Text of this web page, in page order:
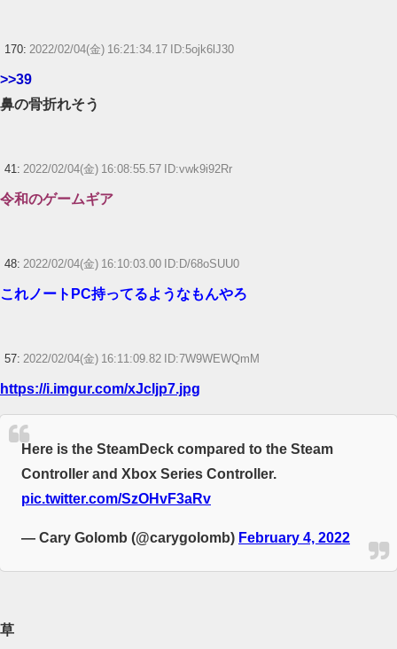
170: 2022/02/04(金) 16:21:34.17 ID:5ojk6lJ30
>>39
鼻の骨折れそう
41: 2022/02/04(金) 16:08:55.57 ID:vwk9i92Rr
令和のゲームギア
48: 2022/02/04(金) 16:10:03.00 ID:D/68oSUU0
これノートPC持ってるようなもんやろ
57: 2022/02/04(金) 16:11:09.82 ID:7W9WEWQmM
https://i.imgur.com/xJcljp7.jpg
Here is the SteamDeck compared to the Steam
Controller and Xbox Series Controller.
pic.twitter.com/SzOHvF3aRv
— Cary Golomb (@carygolomb) February 4, 2022
草